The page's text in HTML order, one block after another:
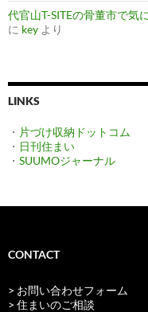
代官山T-SITEの骨董市で気
に key より
LINKS
・ 片づけ収納ドットコム
・ 日刊住まい
・ SUUMOジャーナル
CONTACT
> お問い合わせフォーム
> 住まいのご相談